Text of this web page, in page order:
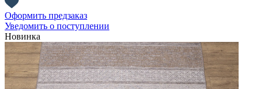
Оформить предзаказ
Уведомить о поступлении
Новинка